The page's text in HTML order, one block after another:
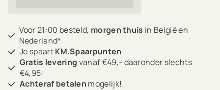
Voor 21:00 besteld, morgen thuis in België en
Nederland*
Je spaartKM.Spaarpunten
Gratis levering vanaf €49,- daaronder slechts
€4,95!
Achteraf betalen mogelijk!